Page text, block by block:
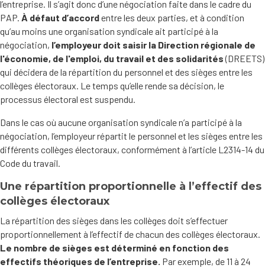
l’entreprise. Il s’agit donc d’une négociation faite dans le cadre du
PAP. À défaut d’accordentre les deux parties, et à condition
qu’au moins une organisation syndicale ait participé à la
négociation, l’employeur doit saisir la Direction régionale de
l'économie, de l'emploi, du travail et des solidarités(DREETS)
qui décidera de la répartition du personnel et des sièges entre les
collèges électoraux. Le temps qu’elle rende sa décision, le
processus électoral est suspendu.
Dans le cas où aucune organisation syndicale n’a participé à la
négociation, l’employeur répartit le personnel et les sièges entre les
différents collèges électoraux, conformément à l’article L2314-14 du
Code du travail.
Une répartition proportionnelle à l’effectif des
collèges électoraux
La répartition des sièges dans les collèges doit s’effectuer
proportionnellement à l’effectif de chacun des collèges électoraux.
Le nombre de sièges est déterminé en fonction des
effectifs théoriques de l’entreprise. Par exemple, de 11 à 24